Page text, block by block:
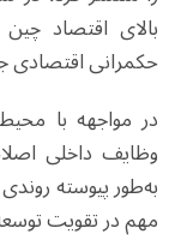
بالای اقتصاد
حکمرانی اقتصادی
در مواجهه با
وظایف داخلی
به‌طور پیوسته
مهم در تقویت